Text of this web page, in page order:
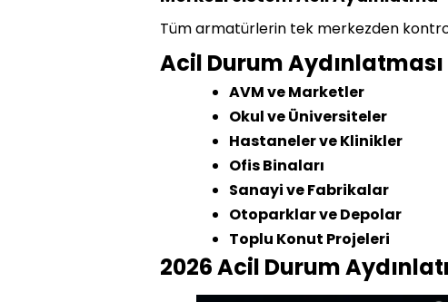
Tüm armatürlerin tek merkezden
Acil Durum
AVM ve Marketler
Okul ve Üniversiteler
Hastaneler ve Klinikler
Ofis Binaları
Sanayi ve Fabrikalar
Otoparklar ve Depolar
Toplu Konut Projeleri
2026 Acil Durum